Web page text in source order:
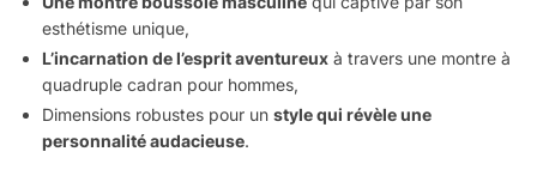
esthétisme unique,
L’incarnation de l’esprit aventureux à travers une montre à
quadruple cadran pour hommes,
Dimensions robustes pour un style qui révèle une
personnalité audacieuse.